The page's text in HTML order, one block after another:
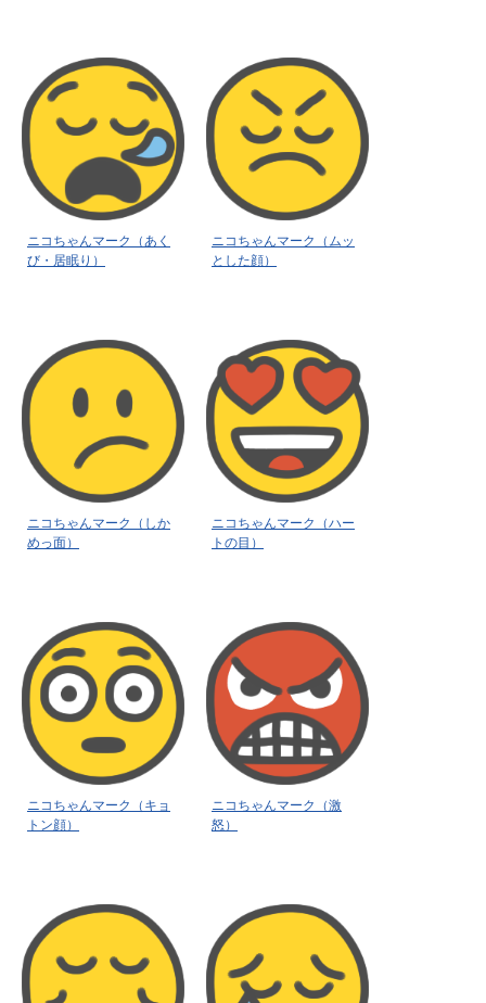
ニコちゃんマーク（あく
び・居眠り）
ニコちゃんマーク（ムッ
とした顔）
ニコちゃんマーク（しか
めっ面）
ニコちゃんマーク（ハー
トの目）
ニコちゃんマーク（キョ
トン顔）
ニコちゃんマーク（激
怒）